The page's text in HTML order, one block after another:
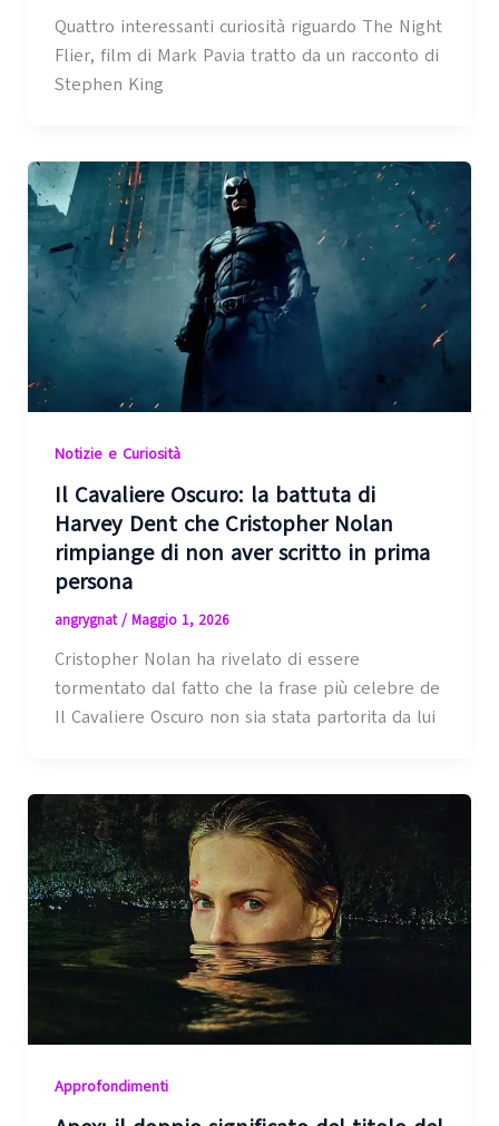
Quattro interessanti curiosità riguardo The Night
Flier, film di Mark Pavia tratto da un racconto di
Stephen King
Notizie e Curiosità
Il Cavaliere Oscuro: la battuta di
Harvey Dent che Cristopher Nolan
rimpiange di non aver scritto in prima
persona
angrygnat/ Maggio 1, 2026
Cristopher Nolan ha rivelato di essere
tormentato dal fatto che la frase più celebre de
Il Cavaliere Oscuro non sia stata partorita da lui
Approfondimenti